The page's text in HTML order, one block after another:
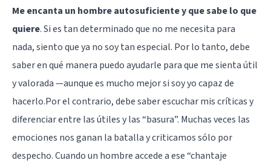
Me encanta un hombre autosuficiente y que sabe lo que
quiere. Si es tan determinado que no me necesita para
nada, siento que ya no soy tan especial. Por lo tanto, debe
saber en qué manera puedo ayudarle para que me sienta útil
y valorada —aunque es mucho mejor si soy yo capaz de
hacerlo.Por el contrario, debe saber escuchar mis críticas y
diferenciar entre las útiles y las “basura”. Muchas veces las
emociones nos ganan la batalla y criticamos sólo por
despecho. Cuando un hombre accede a ese“chantaje